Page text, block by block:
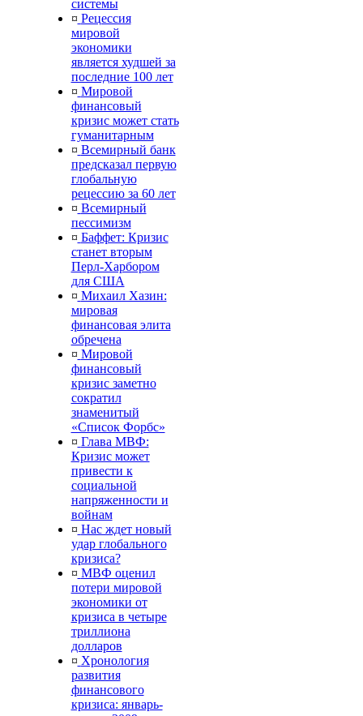
системы
¤ Рецессия
мировой
экономики
является худшей за
последние 100 лет
¤ Мировой
финансовый
кризис может стать
гуманитарным
¤ Всемирный банк
предсказал первую
глобальную
рецессию за 60 лет
¤ Всемирный
пессимизм
¤ Баффет: Кризис
станет вторым
Перл-Харбором
для США
¤ Михаил Хазин:
мировая
финансовая элита
обречена
¤ Мировой
финансовый
кризис заметно
сократил
знаменитый
«Список Форбс»
¤ Глава МВФ:
Кризис может
привести к
социальной
напряженности и
войнам
¤ Нас ждет новый
удар глобального
кризиса?
¤ МВФ оценил
потери мировой
экономики от
кризиса в четыре
триллиона
долларов
¤ Хронология
развития
финансового
кризиса: январь-